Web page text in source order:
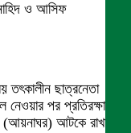
ও আসিফ
তৎকালীন ছাত্রনেতা
পর প্রতিরক্ষা
(আয়নাঘর) আটকে রাখা